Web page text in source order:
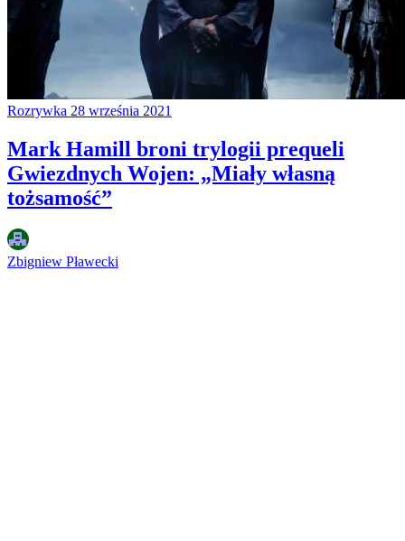
Rozrywka 28 września 2021
Mark Hamill broni trylogii prequeli
Gwiezdnych Wojen: „Miały własną
tożsamość”
Zbigniew Pławecki